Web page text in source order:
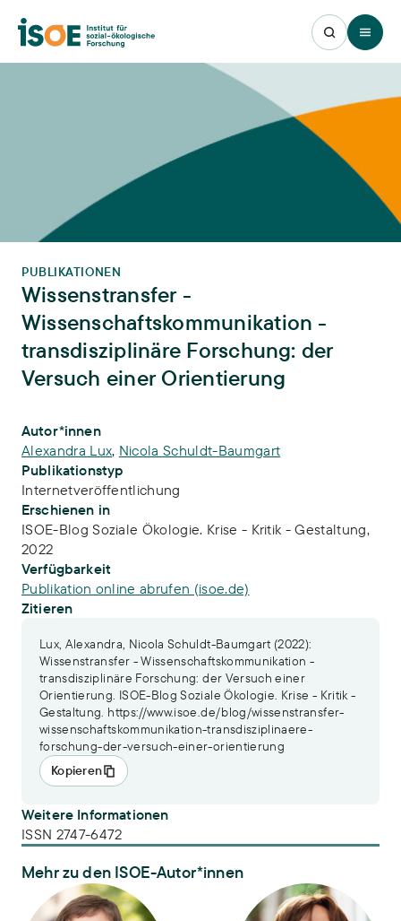
Open
PUBLIKATIONEN
Wissenstransfer -
Wissenschaftskommunikation -
transdisziplinäre Forschung: der
Versuch einer Orientierung
Publikations-Infos
Autor*innen
Alexandra Lux, Nicola Schuldt-Baumgart
Publikationstyp
Internetveröffentlichung
Erschienen in
ISOE-Blog Soziale Ökologie. Krise - Kritik - Gestaltung,
2022
Verfügbarkeit
Publikation online abrufen (isoe.de)
Zitieren
Lux, Alexandra, Nicola Schuldt-Baumgart (2022):
Wissenstransfer - Wissenschaftskommunikation -
transdisziplinäre Forschung: der Versuch einer
Orientierung. ISOE-Blog Soziale Ökologie. Krise - Kritik -
Gestaltung. https://www.isoe.de/blog/wissenstransfer-
wissenschaftskommunikation-transdisziplinaere-
forschung-der-versuch-einer-orientierung
Kopieren
Weitere Informationen
ISSN 2747-6472
Mehr zu den ISOE-Autor*innen
Dr. Alexandra Lux Dr. Nicola Schuldt-Baumgart